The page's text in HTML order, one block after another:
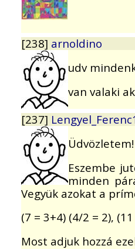
[238] arnoldino
udv
van valaki
[237]
Üdvözletem!
Eszembe
minden
Vegyük azokat a
(7 = 3+4) (4/2 = 2),
Most adjuk hozzá